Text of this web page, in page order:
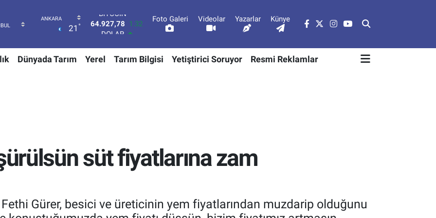
21 °
DOLAR
47,5894
55,0398 -0.02
STERLİN
Foto Galeri Videolar Yazarlar Künye
Dünyada Tarım Yerel Tarım Bilgisi Yetiştirici Soruyor Resmi Reklamlar
süt fiyatlarına zam
Gürer, besici ve üreticinin yem fiyatlarından muzdarip olduğunu